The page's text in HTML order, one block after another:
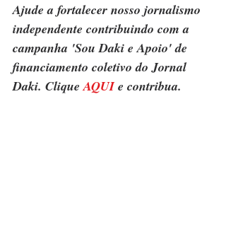
Ajude a fortalecer nosso jornalismo
independente contribuindo com a
campanha 'Sou Daki e Apoio' de
financiamento coletivo do Jornal
Daki. Clique AQUI e contribua.